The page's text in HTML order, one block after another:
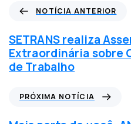
t
í
c
i
NOTÍCIA ANTERIOR
SETRANS realiza
Extraordinária sobre
de Trabalho
ó
PRÓXIMA NOTÍCIA